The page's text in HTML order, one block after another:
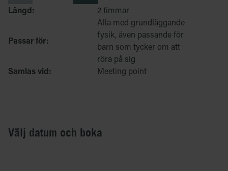
Längd: 2 timmar
Passar för:
Alla med grundläggande
fysik, även passande för
barn som tycker om att
röra på sig
Samlas vid:
Meeting point
Välj datum och boka